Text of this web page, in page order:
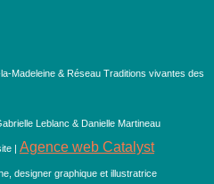
Madeleine & Réseau Traditions vivantes des
Leblanc & Danielle Martineau
| Agence web Catalyst
designer graphique et illustratrice